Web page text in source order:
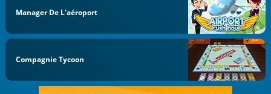
Manager De L'aéroport
Compagnie Tycoon